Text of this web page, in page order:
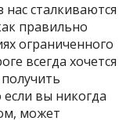
сталкиваются
правильно
ограниченного
всегда хочется
вы никогда
может